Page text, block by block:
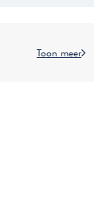
Toon meer